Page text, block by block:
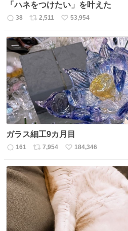
「ハネをつけたい」を叶えた
返
数
38
リ
ス
ト
2,511
い
ね
53,954
ガラス細工9カ月目
返
数
161
リ
ス
ト
数
7,954
い
ね
数
184,346